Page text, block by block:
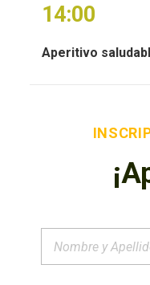
14:00
Aperitivo